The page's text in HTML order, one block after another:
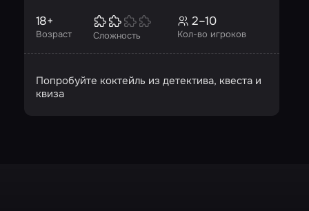
Возраст
18+
Сложность Кол-во игроков
2–10
Попробуйте коктейль из детектива, квеста и
квиза